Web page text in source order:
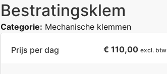
Bestratingsklem
Categorie: Mechanische klemmen
Prijs per dag € 110,00 excl. btw